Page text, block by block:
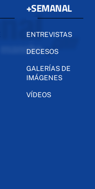
+SEMANAL
ENTREVISTAS
DECESOS
GALERÍAS DE
IMÁGENES
VÍDEOS